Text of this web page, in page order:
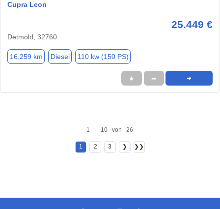
Cupra Leon
25.449 €
Detmold, 32760
16.259 km Diesel 110 kw (150 PS)
★ ➦ ➜
1 - 10 von 26
1 2 3 ❯ ❯❯